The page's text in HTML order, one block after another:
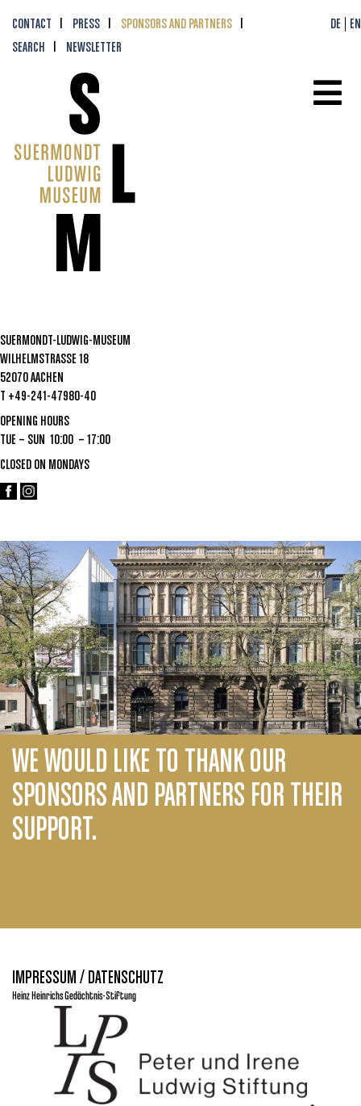
CONTACT PRESS
SPONSORS AND PARTNERS
SEARCH
NEWSLETTER
DE EN
SUERMONDT-LUDWIG-MUSEUM
WILHELMSTRASSE 18
52070 AACHEN
T +49-241-47980-40
OPENING HOURS
TUE – SUN 10:00 – 17:00
CLOSED ON MONDAYS
WE WOULD LIKE TO THANK OUR
SPONSORS AND PARTNERS FOR THEIR
SUPPORT.
IMPRESSUM / DATENSCHUTZ
Heinz Heinrichs Gedächtnis-Stiftung